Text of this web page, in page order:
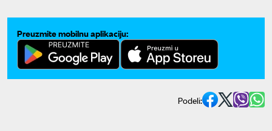
Preuzmite mobilnu aplikaciju:
Podeli: